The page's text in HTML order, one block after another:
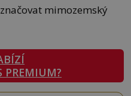
mimozemský
PREMIUM?